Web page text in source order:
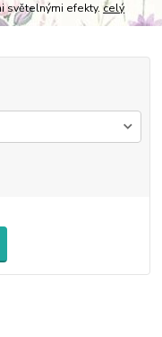
světelnými efekty.celý